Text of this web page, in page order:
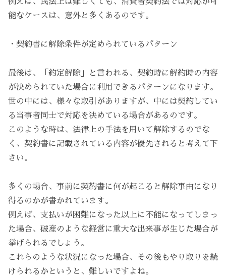
能なケースは、意外と多くあるのです。
・契約書に解除条件が定められているパターン
最後は、「約定解除」と言われる、契約時に解約時の内容
が決められていた場合に利用できるパターンになります。
世の中には、様々な取引がありますが、中には契約してい
る当事者同士で対応を決めている場合があるのです。
このような時は、法律上の手法を用いて解除するのでな
く、契約書に記載されている内容が優先されると考えて下
さい。
多くの場合、事前に契約書に何が起こると解除事由になり
得るのかが書かれています。
例えば、支払いが困難になった以上に不能になってしまっ
た場合、破産のような経営に重大な出来事が生じた場合が
挙げられるでしょう。
これらのような状況になった場合、その後もやり取りを続
けられるかというと、難しいですよね。